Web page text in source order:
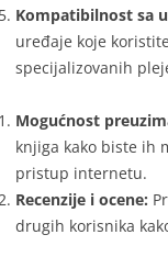
Kompatibilnost sa
uređaje koje
specijalizovanih
Mogućnost
knjiga kako biste ih
pristup internetu.
Recenzije i ocene:
drugih korisnika